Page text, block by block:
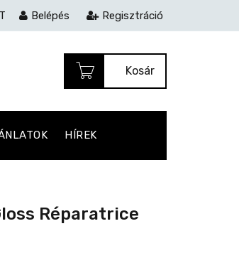
Belépés Regisztráció
Kosár
HÍREK
Réparatrice